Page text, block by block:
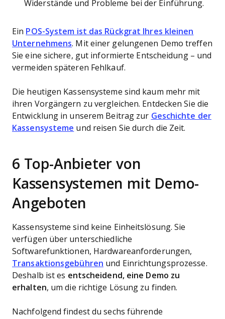
Widerstände und Probleme bei der Einführung.
Ein POS-System ist das Rückgrat Ihres kleinen
Unternehmens. Mit einer gelungenen Demo treffen
Sie eine sichere, gut informierte Entscheidung – und
vermeiden späteren Fehlkauf.
Die heutigen Kassensysteme sind kaum mehr mit
ihren Vorgängern zu vergleichen. Entdecken Sie die
Entwicklung in unserem Beitrag zur Geschichte der
Kassensysteme und reisen Sie durch die Zeit.​
6 Top-Anbieter von
Kassensystemen mit Demo-
Angeboten
Kassensysteme sind keine Einheitslösung. Sie
verfügen über unterschiedliche
Softwarefunktionen, Hardwareanforderungen,
Transaktionsgebühren und Einrichtungsprozesse.
Deshalb ist es entscheidend, eine Demo zu
erhalten, um die richtige Lösung zu finden.
Nachfolgend findest du sechs führende